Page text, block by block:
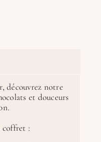
découvrez notre
et douceurs
: